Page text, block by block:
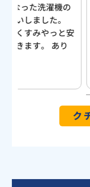
日曜日の夕方に
した。口コミで
いました。 電
いただけました
たが、修理代
事で、気にな
頂きました。
く普通の根つ
修理していた
明し、トイレ
ク